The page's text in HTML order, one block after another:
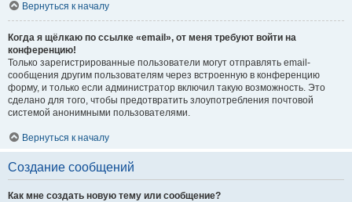
Вернуться к началу
Когда я щёлкаю по ссылке «email», от меня требуют войти на
конференцию!
Только зарегистрированные пользователи могут отправлять email-
сообщения другим пользователям через встроенную в конференцию
форму, и только если администратор включил такую возможность. Это
сделано для того, чтобы предотвратить злоупотребления почтовой
системой анонимными пользователями.
Вернуться к началу
Создание сообщений
Как мне создать новую тему или сообщение?